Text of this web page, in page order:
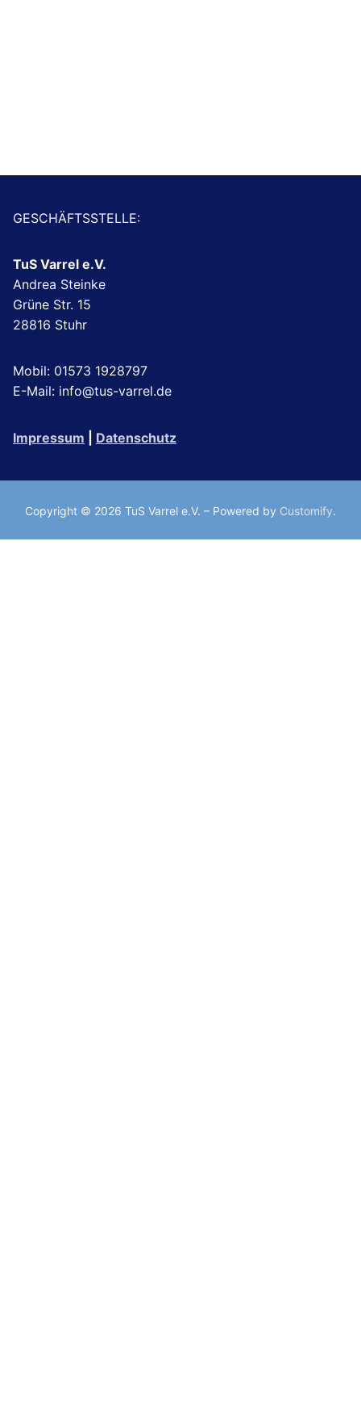
GESCHÄFTSSTELLE:
TuS Varrel e.V.
Andrea Steinke
Grüne Str. 15
28816 Stuhr
Mobil: 01573 1928797
E-Mail: info@tus-varrel.de
Impressum Datenschutz
Copyright © 2026 TuS Varrel e.V. – Powered by Customify.